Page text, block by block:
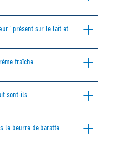
présent sur le lait et
fraîche
sont-ils
le beurre de baratte